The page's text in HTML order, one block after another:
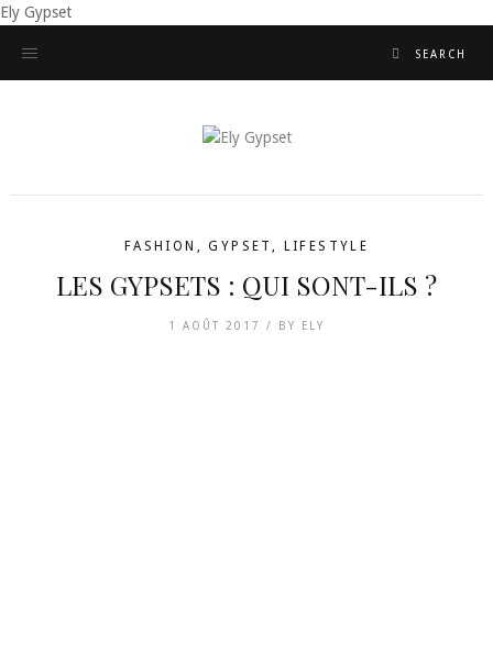
Ely Gypset
FASHION ,GYPSET LIFESTYLE
LES GYPSETS : QUI SONT-ILS ?
1 AOÛT 2017 / BY ELY